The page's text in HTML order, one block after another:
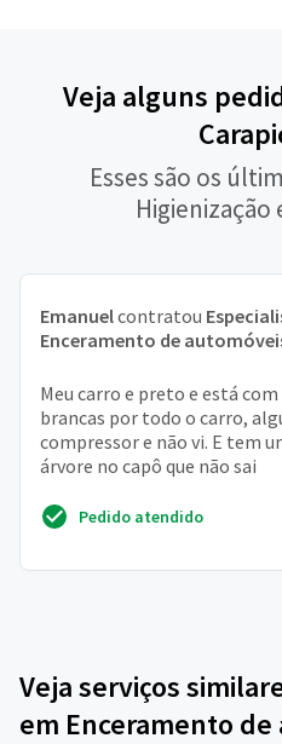
Veja alguns
Esses são os
Emanuelcontratou
Enceramento de
Meu carro e preto e está
brancas por todo o carro,
compressor e não vi. E tem
árvore no capô que não sai
Pedido atendido
Veja serviços
em Enceramento